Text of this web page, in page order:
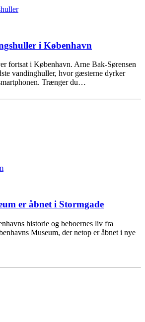
i København
fortsat i København. Arne Bak-Sørensen
vandinghuller, hvor gæsterne dyrker
Trænger du…
er åbnet i Stormgade
historie og beboernes liv fra
Museum, der netop er åbnet i nye